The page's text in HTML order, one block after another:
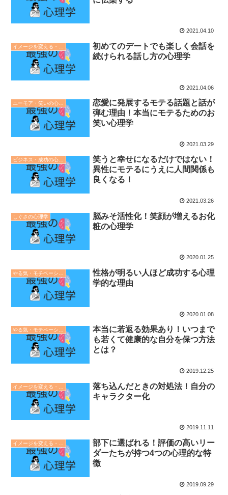
2021.04.10
初めてのデートでも楽しく会話を
続けられる話し方の心理学
2021.04.06
恋愛に発展するモテる話題と話が
弾む理由！本当にモテるためのお
笑い心理学
2021.03.29
ビジネス・成功の心理学
笑うと幸せになるだけではない！
異性にモテるにうえに人間関係も
良くなる！
2021.03.26
しぐさの心理学
脳みそ活性化！笑顔が増えるお化
粧の心理学
2020.01.25
性格が明るい人ほど成功する心理
学的な理由
2020.01.08
やる気・モチベーションの心理学
本当に若返る効果あり！いつまで
も若くて健康的な自分を保つ方法
とは？
2019.12.25
落ち込んだときの対処法！自分の
キャラクター化
2019.11.11
部下に選ばれる！評価の高いリー
ダーたちが持つ4つの心理的な特
徴
2019.09.29